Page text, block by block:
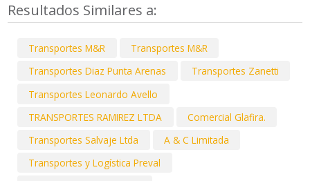
Resultados Similares a:
Transportes M&R
Transportes M&R
Transportes Diaz Punta Arenas
Transportes Zanetti
Transportes Leonardo Avello
TRANSPORTES RAMIREZ LTDA
Comercial Glafira.
Transportes Salvaje Ltda
A & C Limitada
Transportes y Logística Preval